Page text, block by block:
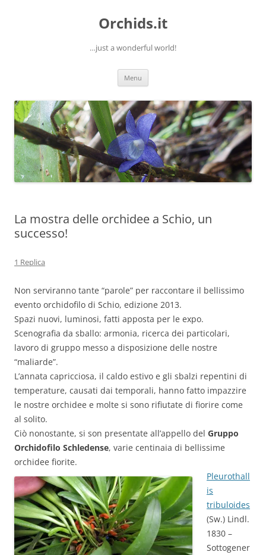
Orchids.it
…just a wonderful world!
Menu
La mostra delle orchidee a Schio, un
successo!
1 Replica
Non serviranno tante “parole” per raccontare il bellissimo
evento orchidofilo di Schio, edizione 2013.
Spazi nuovi, luminosi, fatti apposta per le expo.
Scenografia da sballo: armonia, ricerca dei particolari,
lavoro di gruppo messo a disposizione delle nostre
“maliarde”.
L’annata capricciosa, il caldo estivo e gli sbalzi repentini di
temperature, causati dai temporali, hanno fatto impazzire
le nostre orchidee e molte si sono rifiutate di fiorire come
al solito.
Ciò nonostante, si son presentate all’appello del Gruppo
Orchidofilo Schledense, varie centinaia di bellissime
orchidee fiorite.
Pleurothall
is
tribuloides
(Sw.) Lindl.
1830 –
Sottogener